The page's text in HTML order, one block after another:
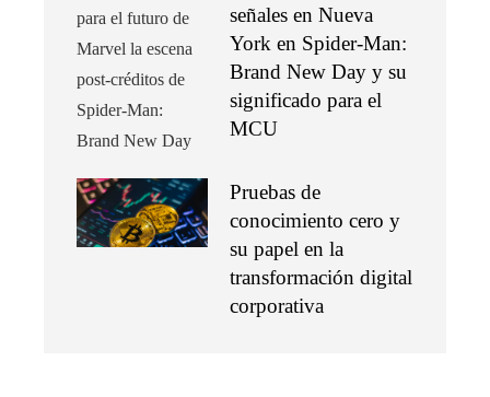
señales en Nueva
York en Spider-Man:
Brand New Day y su
significado para el
MCU
Pruebas de
conocimiento cero y
su papel en la
transformación digital
corporativa